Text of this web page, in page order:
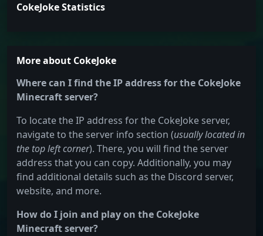
CokeJoke Statistics
More about CokeJoke
Where can I find the IP address for the CokeJoke
Minecraft server?
To locate the IP address for the CokeJoke server,
navigate to the server info section (usually located in
the top left corner). There, you will find the server
address that you can copy. Additionally, you may
find additional details such as the Discord server,
website, and more.
How do I join and play on the CokeJoke
Minecraft server?